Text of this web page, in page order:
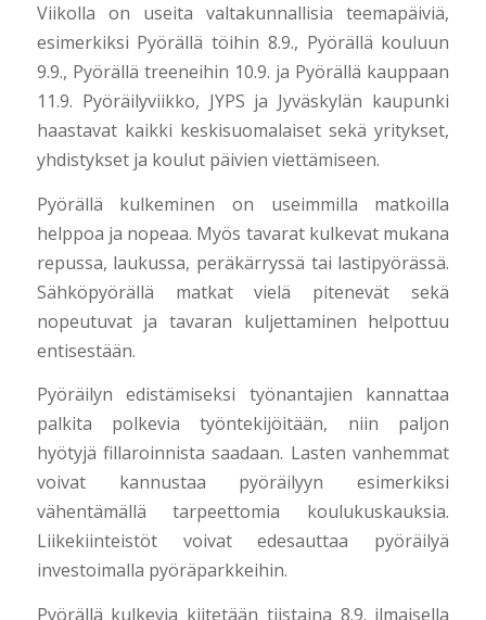
Viikolla on useita valtakunnallisia teemapäiviä,
esimerkiksi Pyörällä töihin 8.9., Pyörällä kouluun
9.9., Pyörällä treeneihin 10.9. ja Pyörällä kauppaan
11.9. Pyöräilyviikko, JYPS ja Jyväskylän kaupunki
haastavat kaikki keskisuomalaiset sekä yritykset,
yhdistykset ja koulut päivien viettämiseen.
Pyörällä kulkeminen on useimmilla matkoilla
helppoa ja nopeaa. Myös tavarat kulkevat mukana
repussa, laukussa, peräkärryssä tai lastipyörässä.
Sähköpyörällä matkat vielä pitenevät sekä
nopeutuvat ja tavaran kuljettaminen helpottuu
entisestään.
Pyöräilyn edistämiseksi työnantajien kannattaa
palkita polkevia työntekijöitään, niin paljon
hyötyjä fillaroinnista saadaan. Lasten vanhemmat
voivat kannustaa pyöräilyyn esimerkiksi
vähentämällä tarpeettomia koulukuskauksia.
Liikekiinteistöt voivat edesauttaa pyöräilyä
investoimalla pyöräparkkeihin.
Pyörällä kulkevia kiitetään tiistaina 8.9. ilmaisella